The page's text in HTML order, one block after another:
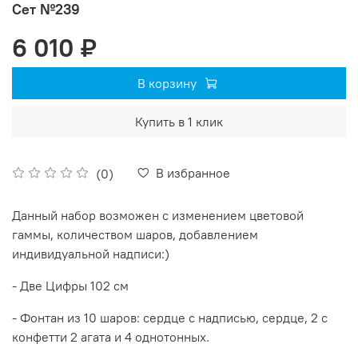
Сет №239
(0) В избранное
6 010 ₽
В корзину
Купить в 1 клик
Данный набор возможен с изменением цветовой
гаммы, количеством шаров, добавлением
индивидуальной надписи:)
- Две Цифры 102 см
- Фонтан из 10 шаров: сердце с надписью, сердце, 2 с
конфетти 2 агата и 4 однотонных.